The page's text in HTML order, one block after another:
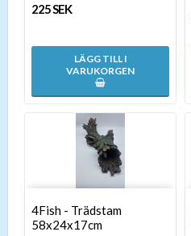
225 SEK
LÄGG TILL I
VARUKORGEN
4Fish - Trädstam
58x24x17cm